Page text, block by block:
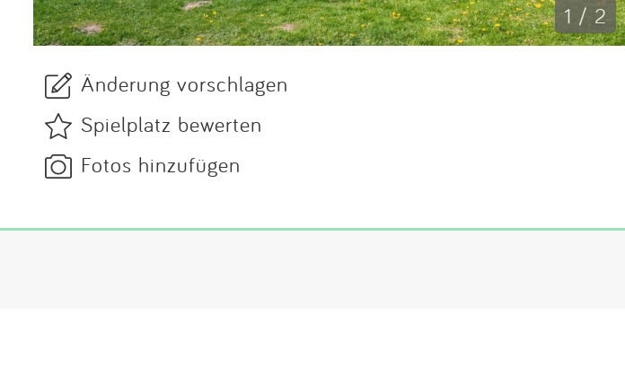
1 / 2
Änderung vorschlagen
Spielplatz bewerten
Fotos hinzufügen